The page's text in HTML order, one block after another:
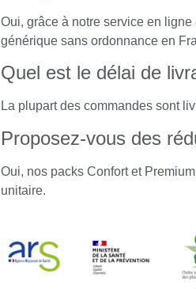
Oui, grâce à notre service en
générique sans ordonnance en
Quel est le délai de
La plupart des commandes sont
Proposez-vous des
Oui, nos packs Confort et
unitaire.